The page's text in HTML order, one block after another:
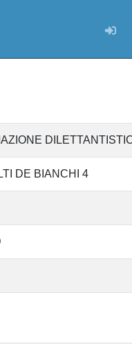
DE BIANCHI 4